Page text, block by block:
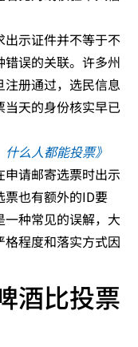
出示证件并不等于不
误的关联。许多州
册通过，选民信息
天的身份核实早已
么人都能投票》
请邮寄选票时出示
票也有额外的ID要
种常见的误解，大
程度和落实方式因
酒比投票